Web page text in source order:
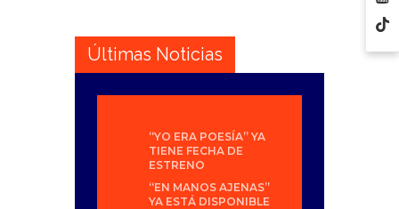
Últimas Noticias
“YO ERA POESÍA” YA
TIENE FECHA DE
ESTRENO
“EN MANOS AJENAS”
YA ESTÁ DISPONIBLE